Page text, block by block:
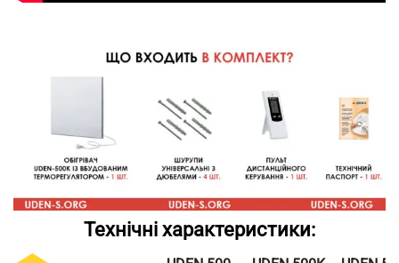
Технічні характеристики: